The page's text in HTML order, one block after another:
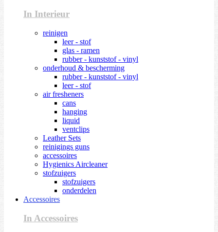
In Interieur
reinigen
leer - stof
glas - ramen
rubber - kunststof - vinyl
onderhoud & bescherming
rubber - kunststof - vinyl
leer - stof
air fresheners
cans
hanging
liquid
ventclips
Leather Sets
reinigings guns
accessoires
Hygienics Aircleaner
stofzuigers
stofzuigers
onderdelen
Accessoires
In Accessoires